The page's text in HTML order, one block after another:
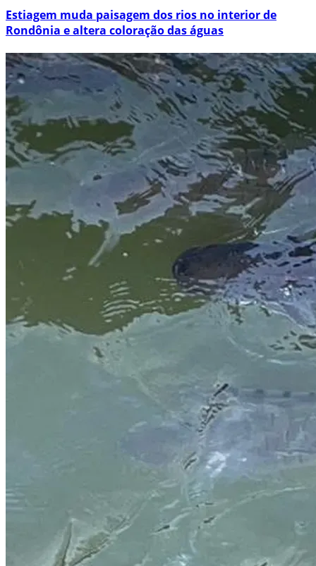
Estiagem muda paisagem dos rios no interior de
Rondônia e altera coloração das águas